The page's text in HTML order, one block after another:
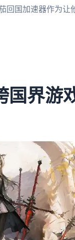
回国加速器作为让
国界游